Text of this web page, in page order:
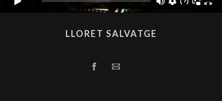
LLORET SALVATGE